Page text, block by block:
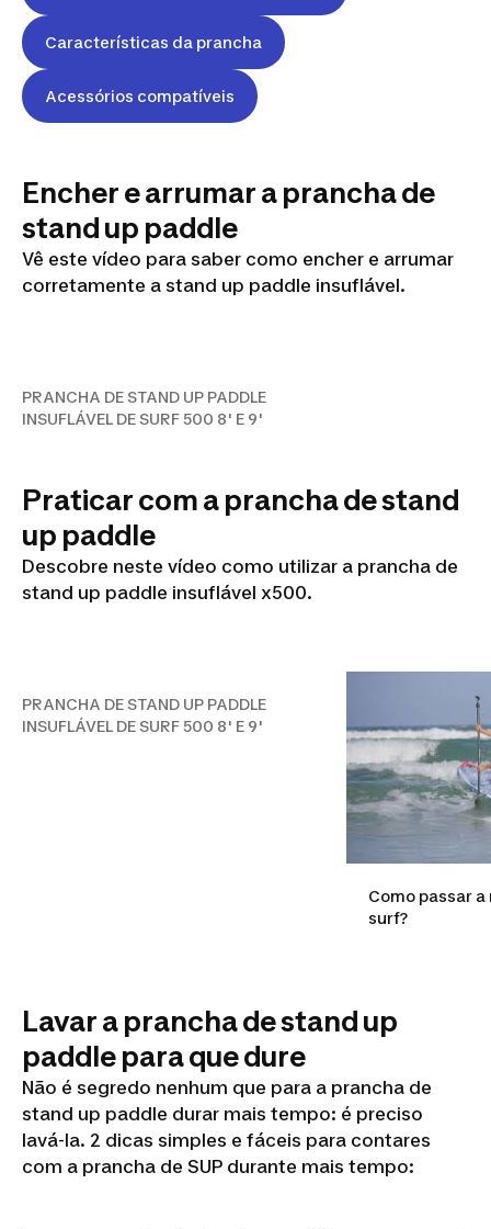
Características da prancha
Acessórios compatíveis
Encher e arrumar a prancha de
stand up paddle
Vê este vídeo para saber como encher e arrumar
corretamente a stand up paddle insuflável.
PRANCHA DE STAND UP
PRANCHA DE STAND UP PADDLE
INSUFLÁVEL DE SURF 500 8' E 9'
Praticar com a prancha de stand
up paddle
Descobre neste vídeo como utilizar a prancha de
stand up paddle insuflável x500.
PRANCHA DE STAND UP
PRANCHA DE STAND UP PADDLE
INSUFLÁVEL DE SURF 500 8' E 9'
Como passar
surf?
Lavar a prancha de stand up
paddle para que dure
Não é segredo nenhum que para a prancha de
stand up paddle durar mais tempo: é preciso
lavá-la. 2 dicas simples e fáceis para contares
com a prancha de SUP durante mais tempo: